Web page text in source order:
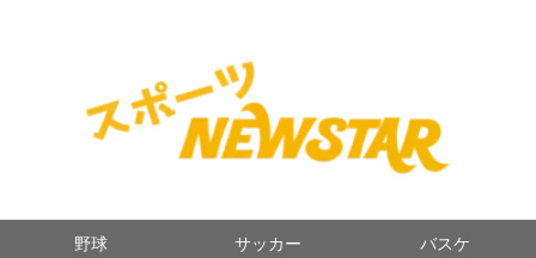
野球 サッカー バスケ